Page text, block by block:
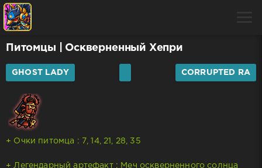
Питомцы | Оскверненный Хепри
GHOST LADY CORRUPTED RA
+ Очки питомца : 7, 14, 21, 28, 35
+ Легендарный артефакт : Меч оскверненного солнца